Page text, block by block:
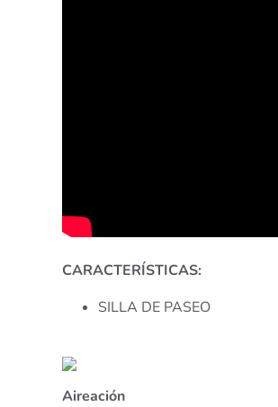
CARACTERÍSTICAS:
SILLA DE PASEO
Aireación